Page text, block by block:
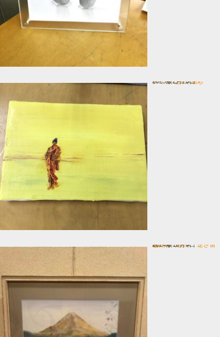
ナイフで描く油彩
In 一般コース
2025年2月20日
色鉛筆で描く 逆さ富士
In 一般コース
2024年10月4日